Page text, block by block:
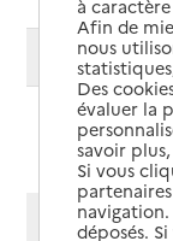
Modifier ma
Afficher les
à
Afin de
nous
Des
évaluer la
savoir
Si vous
navigation.
déposés.